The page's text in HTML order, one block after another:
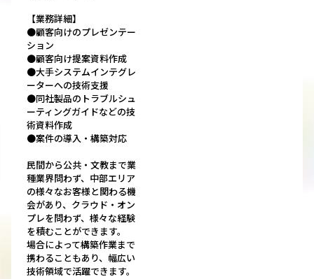
【業務詳細】
●顧客向けのプレゼンテー
ション
●顧客向け提案資料作成
●大手システムインテグレ
ーターへの技術支援
●同社製品のトラブルシュ
ーティングガイドなどの技
術資料作成
●案件の導入・構築対応
民間から公共・文教まで業
種業界問わず、中部エリア
の様々なお客様と関わる機
会があり、クラウド・オン
プレを問わず、様々な経験
を積むことができます。
場合によって構築作業まで
携わることもあり、幅広い
技術領域で活躍できます。